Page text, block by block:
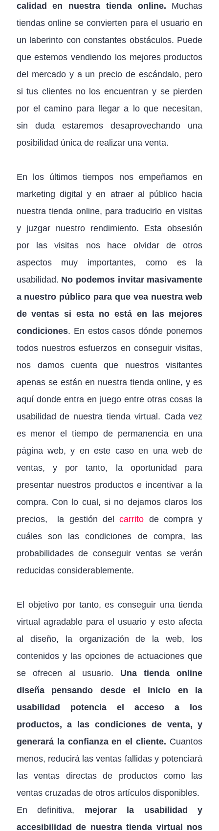
calidad en nuestra tienda online. Muchas
tiendas online se convierten para el usuario en
un laberinto con constantes obstáculos. Puede
que estemos vendiendo los mejores productos
del mercado y a un precio de escándalo, pero
si tus clientes no los encuentran y se pierden
por el camino para llegar a lo que necesitan,
sin duda estaremos desaprovechando una
posibilidad única de realizar una venta.
En los últimos tiempos nos empeñamos en
marketing digital y en atraer al público hacia
nuestra tienda online, para traducirlo en visitas
y juzgar nuestro rendimiento. Esta obsesión
por las visitas nos hace olvidar de otros
aspectos muy importantes, como es la
usabilidad. No podemos invitar masivamente
a nuestro público para que vea nuestra web
de ventas si esta no está en las mejores
condiciones. En estos casos dónde ponemos
todos nuestros esfuerzos en conseguir visitas,
nos damos cuenta que nuestros visitantes
apenas se están en nuestra tienda online, y es
aquí donde entra en juego entre otras cosas la
usabilidad de nuestra tienda virtual. Cada vez
es menor el tiempo de permanencia en una
página web, y en este caso en una web de
ventas, y por tanto, la oportunidad para
presentar nuestros productos e incentivar a la
compra. Con lo cual, si no dejamos claros los
precios, la gestión delcarrito de compra y
cuáles son las condiciones de compra, las
probabilidades de conseguir ventas se verán
reducidas considerablemente.
El objetivo por tanto, es conseguir una tienda
virtual agradable para el usuario y esto afecta
al diseño, la organización de la web, los
contenidos y las opciones de actuaciones que
se ofrecen al usuario. Una tienda online
diseña pensando desde el inicio en la
usabilidad potencia el acceso a los
productos, a las condiciones de venta, y
generará la confianza en el cliente. Cuantos
menos, reducirá las ventas fallidas y potenciará
las ventas directas de productos como las
ventas cruzadas de otros artículos disponibles.
En definitiva, mejorar la usabilidad y
accesibilidad de nuestra tienda virtual nos